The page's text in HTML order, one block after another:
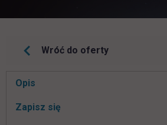
Wróć do oferty
Pomiń
nawigacje
Opis
Zapisz się